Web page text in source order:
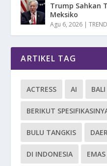
Trump Sahkan
Meksiko
Agu 6, 2026 |TREND
ARTIKEL TAG
ACTRESS AI BALI
BERIKUT
BULU TANGKIS
DI INDONESIA